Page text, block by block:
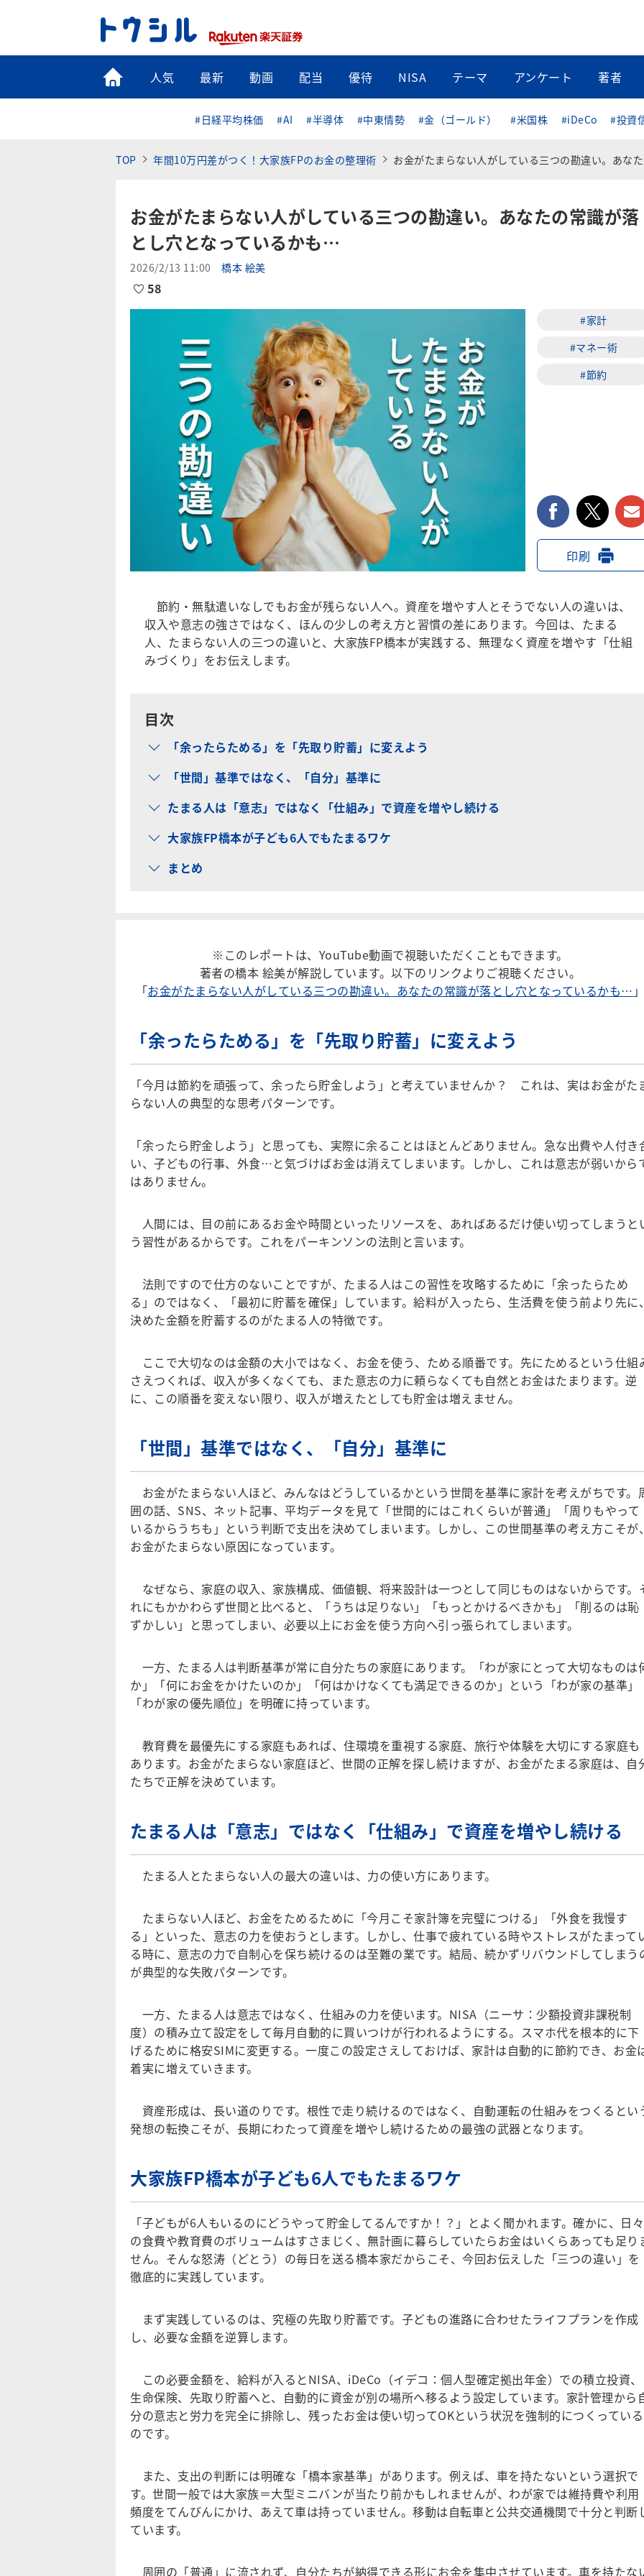
トップ
人気 最新 動画 配当 優待 NISA テーマ アンケート 著者
#日経平均株価 #AI #半導体 #中東情勢 #金（ゴールド） #米国株 #iDeCo #投資
TOP 年間10万円差がつく！大家族FPのお金の整理術 お金がたまらない人がしている三つの勘違い。あなたの常識が落とし穴となっている
お金がたまらない人がしている三つの勘違い。あなたの常識が落
とし穴となっているかも…
2026/2/13 11:00 橋本 絵美
58
#家計
#マネー術
#節約
facebook
印刷
節約・無駄遣いなしでもお金が残らない人へ。資産を増やす人とそうでない人の違いは、
収入や意志の強さではなく、ほんの少しの考え方と習慣の差にあります。今回は、たまる
人、たまらない人の三つの違いと、大家族FP橋本が実践する、無理なく資産を増やす「仕組
みづくり」をお伝えします。
目次
「余ったらためる」を「先取り貯蓄」に変えよう
「世間」基準ではなく、「自分」基準に
たまる人は「意志」ではなく「仕組み」で資産を増やし続ける
大家族FP橋本が子ども6人でもたまるワケ
まとめ
※このレポートは、YouTube動画で視聴いただくこともできます。
著者の橋本 絵美が解説しています。以下のリンクよりご視聴ください。
「お金がたまらない人がしている三つの勘違い。あなたの常識が落とし穴となっているかも…
「余ったらためる」を「先取り貯蓄」に変えよう
「今月は節約を頑張って、余ったら貯金しよう」と考えていませんか？ これは、実はお金がた
らない人の典型的な思考パターンです。
「余ったら貯金しよう」と思っても、実際に余ることはほとんどありません。急な出費や人付き
い、子どもの行事、外食…と気づけばお金は消えてしまいます。しかし、これは意志が弱いから
はありません。
人間には、目の前にあるお金や時間といったリソースを、あればあるだけ使い切ってしまうと
う習性があるからです。これをパーキンソンの法則と言います。
法則ですので仕方のないことですが、たまる人はこの習性を攻略するために「余ったらため
る」のではなく、「最初に貯蓄を確保」しています。給料が入ったら、生活費を使う前より先に
決めた金額を貯蓄するのがたまる人の特徴です。
ここで大切なのは金額の大小ではなく、お金を使う、ためる順番です。先にためるという仕組
さえつくれば、収入が多くなくても、また意志の力に頼らなくても自然とお金はたまります。逆
に、この順番を変えない限り、収入が増えたとしても貯金は増えません。
「世間」基準ではなく、「自分」基準に
お金がたまらない人ほど、みんなはどうしているかという世間を基準に家計を考えがちです。
囲の話、SNS、ネット記事、平均データを見て「世間的にはこれくらいが普通」「周りもやって
いるからうちも」という判断で支出を決めてしまいます。しかし、この世間基準の考え方こそが
お金がたまらない原因になっています。
なぜなら、家庭の収入、家族構成、価値観、将来設計は一つとして同じものはないからです。
れにもかかわらず世間と比べると、「うちは足りない」「もっとかけるべきかも」「削るのは恥
ずかしい」と思ってしまい、必要以上にお金を使う方向へ引っ張られてしまいます。
一方、たまる人は判断基準が常に自分たちの家庭にあります。「わが家にとって大切なものは
か」「何にお金をかけたいのか」「何はかけなくても満足できるのか」という「わが家の基準」
「わが家の優先順位」を明確に持っています。
教育費を最優先にする家庭もあれば、住環境を重視する家庭、旅行や体験を大切にする家庭も
あります。お金がたまらない家庭ほど、世間の正解を探し続けますが、お金がたまる家庭は、自
たちで正解を決めています。
たまる人は「意志」ではなく「仕組み」で資産を増やし続ける
たまる人とたまらない人の最大の違いは、力の使い方にあります。
たまらない人ほど、お金をためるために「今月こそ家計簿を完璧につける」「外食を我慢す
る」といった、意志の力を使おうとします。しかし、仕事で疲れている時やストレスがたまって
る時に、意志の力で自制心を保ち続けるのは至難の業です。結局、続かずリバウンドしてしまう
が典型的な失敗パターンです。
一方、たまる人は意志ではなく、仕組みの力を使います。NISA（ニーサ：少額投資非課税制
度）の積み立て設定をして毎月自動的に買いつけが行われるようにする。スマホ代を根本的に下
げるために格安SIMに変更する。一度この設定さえしておけば、家計は自動的に節約でき、お金
着実に増えていきます。
資産形成は、長い道のりです。根性で走り続けるのではなく、自動運転の仕組みをつくるとい
発想の転換こそが、長期にわたって資産を増やし続けるための最強の武器となります。
大家族FP橋本が子ども6人でもたまるワケ
「子どもが6人もいるのにどうやって貯金してるんですか！？」とよく聞かれます。確かに、日々
の食費や教育費のボリュームはすさまじく、無計画に暮らしていたらお金はいくらあっても足り
せん。そんな怒涛（どとう）の毎日を送る橋本家だからこそ、今回お伝えした「三つの違い」を
徹底的に実践しています。
まず実践しているのは、究極の先取り貯蓄です。子どもの進路に合わせたライフプランを作成
し、必要な金額を逆算します。
この必要金額を、給料が入るとNISA、iDeCo（イデコ：個人型確定拠出年金）での積立投資、
生命保険、先取り貯蓄へと、自動的に資金が別の場所へ移るよう設定しています。家計管理から
分の意志と労力を完全に排除し、残ったお金は使い切ってOKという状況を強制的につくっている
のです。
また、支出の判断には明確な「橋本家基準」があります。例えば、車を持たないという選択で
す。世間一般では大家族＝大型ミニバンが当たり前かもしれませんが、わが家では維持費や利用
頻度をてんびんにかけ、あえて車は持っていません。移動は自転車と公共交通機関で十分と判断
ています。
周囲の「普通」に流されず、自分たちが納得できる形にお金を集中させています。車を持たな